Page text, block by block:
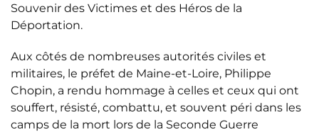
Souvenir des Victimes et des Héros de la
Déportation.
Aux côtés de nombreuses autorités civiles et
militaires, le préfet de Maine-et-Loire, Philippe
Chopin, a rendu hommage à celles et ceux qui ont
souffert, résisté, combattu, et souvent péri dans les
camps de la mort lors de la Seconde Guerre